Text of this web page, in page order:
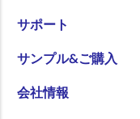
サポート
サンプル&ご購入
会社情報
ページセクション